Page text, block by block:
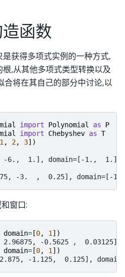
函数
获得多项式实例的一种方式,
,从其他多项式类型转换以及
合将在其自己的部分中讨论,以
import Polynomial as
P
import Chebyshev as T
1 , 2, 3])
-6.,  1.], domain=[-1.,  1.],
-3.  ,  0.25], domain=[-
窗口:
domain= [0, 1 ])
2.96875, -0.5625 ,
domain= [0, 1 ])
-1.125,  0.125],